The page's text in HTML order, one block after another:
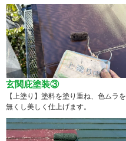
玄関庇塗装③
【上塗り】塗料を塗り重ね、色ムラを
無くし美しく仕上げます。